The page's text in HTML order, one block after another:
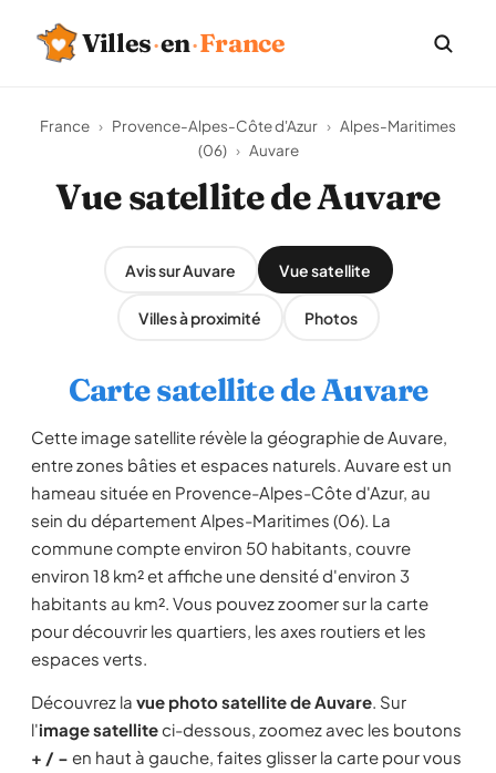
Villes·en·France
France › Provence-Alpes-Côte d'Azur › Alpes-Maritimes
(06) › Auvare
Vue satellite de Auvare
Avis sur Auvare Vue satellite
Villes à proximité Photos
Carte satellite de Auvare
Cette image satellite révèle la géographie de Auvare,
entre zones bâties et espaces naturels. Auvare est un
hameau située en Provence-Alpes-Côte d'Azur, au
sein du département Alpes-Maritimes (06). La
commune compte environ 50 habitants, couvre
environ 18 km² et affiche une densité d'environ 3
habitants au km². Vous pouvez zoomer sur la carte
pour découvrir les quartiers, les axes routiers et les
espaces verts.
Découvrez la vue photo satellite de Auvare. Sur
l'image satelliteci-dessous, zoomez avec les boutons
+ / − en haut à gauche, faites glisser la carte pour vous